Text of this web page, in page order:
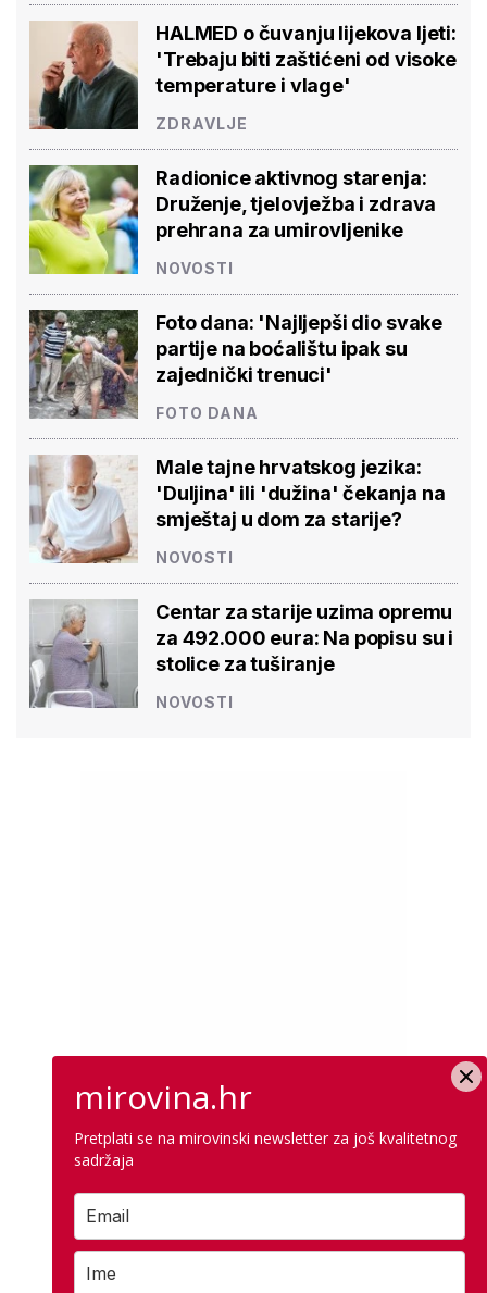
HALMED o čuvanju lijekova ljeti:
'Trebaju biti zaštićeni od visoke
temperature i vlage'
ZDRAVLJE
Radionice aktivnog starenja:
Druženje, tjelovježba i zdrava
prehrana za umirovljenike
NOVOSTI
Foto dana: 'Najljepši dio svake
partije na boćalištu ipak su
zajednički trenuci'
FOTO DANA
Male tajne hrvatskog jezika:
'Duljina' ili 'dužina' čekanja na
smještaj u dom za starije?
NOVOSTI
Centar za starije uzima opremu
za 492.000 eura: Na popisu su i
stolice za tuširanje
NOVOSTI
mirovina.hr
Pretplati se na mirovinski newsletter za još kvalitetnog
sadržaja